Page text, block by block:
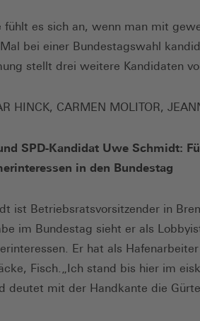
fühlt es sich an, wenn man mit
bei einer Bundestagswahl
stellt drei weitere Kandidaten
HINCK, CARMEN MOLITOR,
SPD-Kandidat Uwe Schmidt:
in den Bundestag
ist Betriebsratsvorsitzender in
im Bundestag sieht er als
Er hat als
Fisch.„Ich stand bis hier im
deutet mit der Handkante die